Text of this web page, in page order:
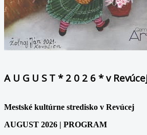
A U G U S T * 2 0 2 6 * v
Mestské kultúrne stredisko v Revúcej
AUGUST 2026 | PROGRAM